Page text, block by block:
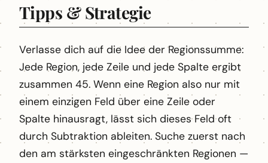
Tipps & Strategie
Verlasse dich auf die Idee der Regionssumme:
Jede Region, jede Zeile und jede Spalte ergibt
zusammen 45. Wenn eine Region also nur mit
einem einzigen Feld über eine Zeile oder
Spalte hinausragt, lässt sich dieses Feld oft
durch Subtraktion ableiten. Suche zuerst nach
den am stärksten eingeschränkten Regionen —